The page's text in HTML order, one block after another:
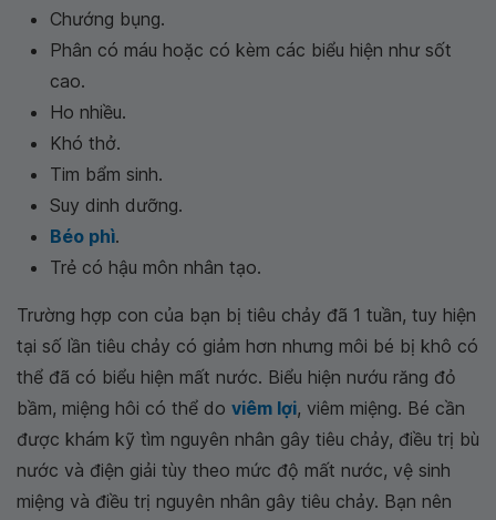
Chướng bụng.
Phân có máu hoặc có kèm các biểu hiện như sốt
cao.
Ho nhiều.
Khó thở.
Tim bẩm sinh.
Suy dinh dưỡng.
Béo phì
Trẻ có hậu môn nhân tạo.
Trường hợp con của bạn bị tiêu chảy đã 1 tuần, tuy hiện
tại số lần tiêu chảy có giảm hơn nhưng môi bé bị khô có
thể đã có biểu hiện mất nước. Biểu hiện nướu răng đỏ
bầm, miệng hôi có thể do viêm lợi , viêm miệng. Bé cần
được khám kỹ tìm nguyên nhân gây tiêu chảy, điều trị bù
nước và điện giải tùy theo mức độ mất nước, vệ sinh
miệng và điều trị nguyên nhân gây tiêu chảy. Bạn nên